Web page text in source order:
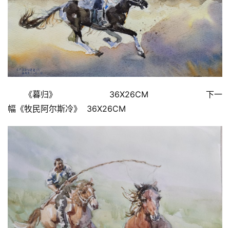
《暮归》                    36X26CM                      下一
幅《牧民阿尔斯冷》  36X26CM